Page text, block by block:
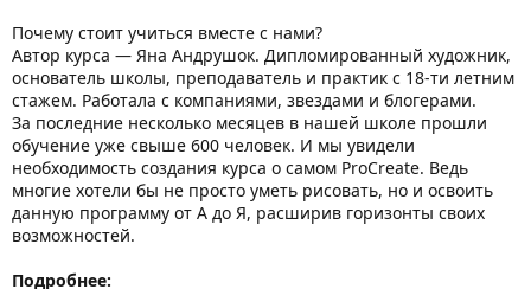
Почему стоит учиться вместе с нами?
Автор курса — Яна Андрушок. Дипломированный художник,
основатель школы, преподаватель и практик с 18-ти летним
стажем. Работала с компаниями, звездами и блогерами.
За последние несколько месяцев в нашей школе прошли
обучение уже свыше 600 человек. И мы увидели
необходимость создания курса о самом ProCreate. Ведь
многие хотели бы не просто уметь рисовать, но и освоить
данную программу от А до Я, расширив горизонты своих
возможностей.
Подробнее: